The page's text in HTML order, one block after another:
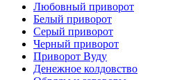
Любовный приворот
Белый приворот
Серый приворот
Черный приворот
Приворот Вуду
Денежное колдовство